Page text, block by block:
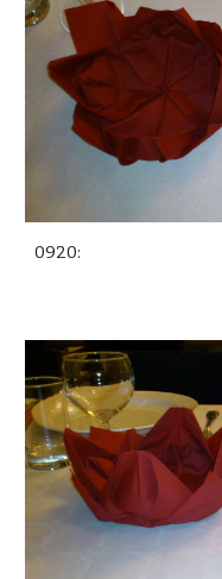
0920: